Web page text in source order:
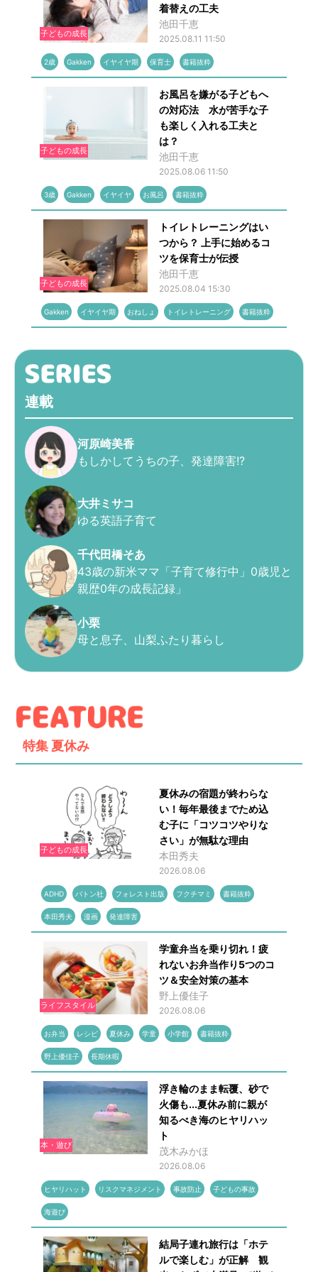
子どもの成長
着替えの工夫
池田千恵
2025.08.11 11:50
2歳 Gakken イヤイヤ期 保育士 書籍抜粋
子どもの成長
お風呂を嫌がる子どもへ
の対応法 水が苦手な子
も楽しく入れる工夫と
は？
池田千恵
2025.08.06 11:50
3歳 Gakken イヤイヤ お風呂 書籍抜粋
子どもの成長
トイレトレーニングはい
つから？ 上手に始めるコ
ツを保育士が伝授
池田千恵
2025.08.04 15:30
Gakken イヤイヤ期 おねしょ トイレトレーニング 書籍抜粋
連載
河原崎美香
もしかしてうちの子、発達障害!?
大井ミサコ
ゆる英語子育て
千代田橋そあ
43歳の新米ママ「子育て修行中」0歳児と
親歴0年の成長記録」
小栗
母と息子、山梨ふたり暮らし
特集 夏休み
子どもの成長
夏休みの宿題が終わらな
い！毎年最後までため込
む子に「コツコツやりな
さい」が無駄な理由
本田秀夫
2026.08.06
ADHD バトン社 フォレスト出版 フクチマミ 書籍抜粋
本田秀夫 漫画 発達障害
ライフスタイル
学童弁当を乗り切れ！疲
れないお弁当作り5つのコ
ツ＆安全対策の基本
野上優佳子
2026.08.06
お弁当 レシピ 夏休み 学童 小学館 書籍抜粋
野上優佳子 長期休暇
本・遊び
浮き輪のまま転覆、砂で
火傷も...夏休み前に親が
知るべき海のヒヤリハッ
ト
茂木みかほ
2026.08.06
ヒヤリハット リスクマネジメント 事故防止 子どもの事故
海遊び
結局子連れ旅行は「ホテ
ルで楽しむ」が正解 観